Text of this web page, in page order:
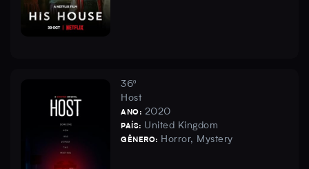
36º
Host
ANO: 2020
PAÍS: United Kingdom
GÊNERO: Horror, Mystery